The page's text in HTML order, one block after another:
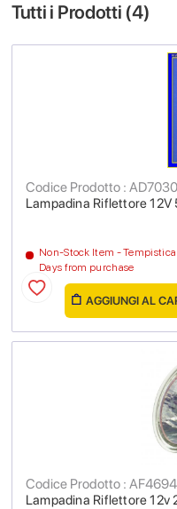
Tutti i Prodotti (4)
Lampadina Riflettore 12V
Codice Prodotto : AD7030
Non-Stock Item - Tempistica
Days from purchase
AGGIUNGI AL
Lampadina Riflettore 12v
Codice Prodotto : AF4694